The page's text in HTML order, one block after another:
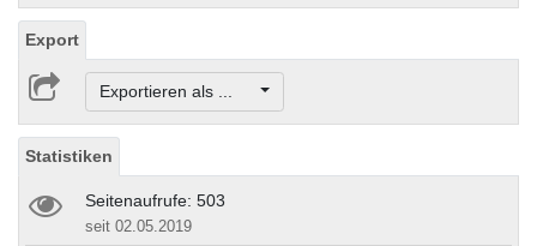
Export
Exportieren als ...
Statistiken
Seitenaufrufe: 503
seit 02.05.2019